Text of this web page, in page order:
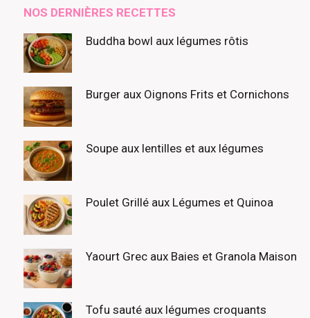
NOS DERNIÈRES RECETTES
Buddha bowl aux légumes rôtis
Burger aux Oignons Frits et Cornichons
Soupe aux lentilles et aux légumes
Poulet Grillé aux Légumes et Quinoa
Yaourt Grec aux Baies et Granola Maison
Tofu sauté aux légumes croquants